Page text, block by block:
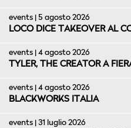
events | 5 agosto 2026
LOCO DICE TAKEOVER AL
events | 4 agosto 2026
TYLER, THE CREATOR A
events | 4 agosto 2026
BLACKWORKS ITALIA
events | 31 luglio 2026